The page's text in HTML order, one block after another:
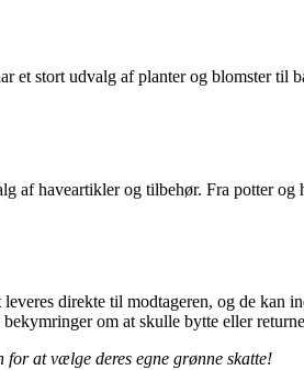
et stort udvalg af planter og blomster til
af haveartikler og tilbehør. Fra potter og
direkte til modtageren, og de kan
om at skulle bytte eller
at vælge deres egne grønne skatte!